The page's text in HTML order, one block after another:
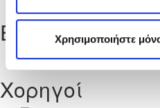
Χρησιμοποιήστε
Επόμενοι
Χορηγοί